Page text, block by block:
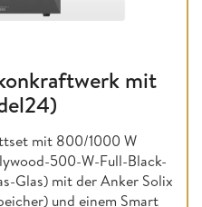
mit
mit 800/1000 W
500-W-Full-Black-
Glas) mit der Anker Solix
und einem Smart